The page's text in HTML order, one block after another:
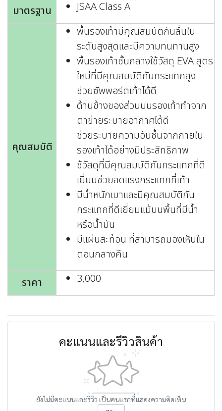
มาตรฐาน JSAA Class A
คุณสมบัติ
พื้นรองเท้ามีคุณสมบัติกันลื่นใน
ระดับสูงสุดและมีความทนทานสูง
พื้นรองเท้าชั้นกลางใช้วัสดุ EVA สูตร
ใหม่ที่มีคุณสมบัติกันกระแทกสูง
ช่วยซัพพอร์ตเท้าได้ดี
ด้านข้างของส่วนบนรองเท้าทำจาก
ตาข่ายระบายอากาศได้ดี
ช่วยระบายความอับชื้นจากภายใน
รองเท้าได้อย่างมีประสิทธิภาพ
ช้วัสดุที่มีคุณสมบัติกันกระแทกที่ดี
เยี่ยมช่วยลดแรงกระแทกที่เท้า
มีน้ำหนักเบาและมีคุณสมบัติกัน
กระแทกที่ดีเยี่ยมแม้บนพื้นที่มีน้ำ
หรือน้ำมัน
มีแผ่นสะท้อน ที่สามารถมองเห็นใน
ตอนกลางคืน
ราคา
3,000
คะแนนและรีวิวสินค้า
ยังไม่มีคะแนนและรีวิว เป็นคนแรกที่แสดงความคิดเห็น